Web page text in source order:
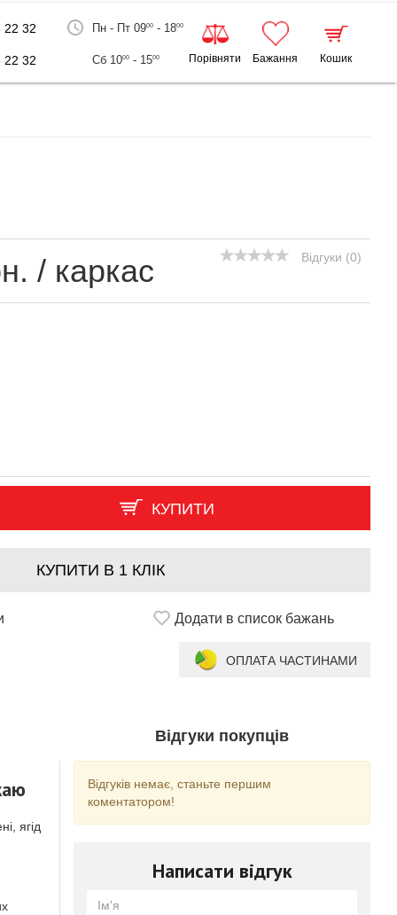
22 32
22 32
Пн - Пт 0900- 1800
Сб 1000- 1500 Порівняти Бажання Кошик
Відгуки (0)
/ каркас
КУПИТИ
КУПИТИ В 1 КЛІК
Додати в список бажань
ОПЛАТА ЧАСТИНАМИ
ягід
Відгуки покупців
Відгуків немає, станьте першим
коментатором!
Написати відгук